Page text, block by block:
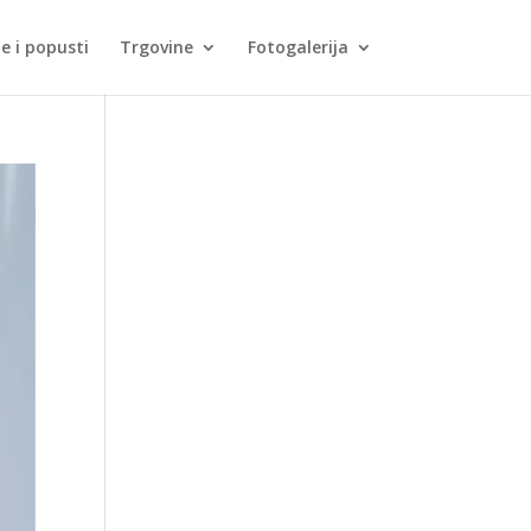
i popusti Trgovine Fotogalerija